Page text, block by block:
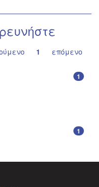
1 επόμενο
1
1